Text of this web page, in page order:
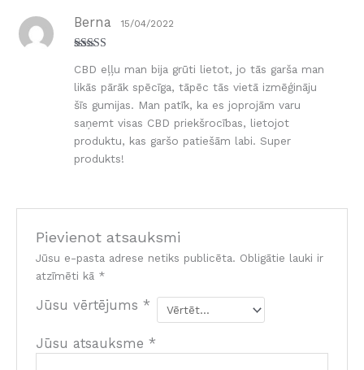
5no 5
Berna 15/04/2022
CBD eļļu man bija grūti lietot, jo tās garša man
likās pārāk spēcīga, tāpēc tās vietā izmēģināju
šīs gumijas. Man patīk, ka es joprojām varu
saņemt visas CBD priekšrocības, lietojot
produktu, kas garšo patiešām labi. Super
produkts!
Pievienot atsauksmi
Jūsu e-pasta adrese netiks publicēta. Obligātie lauki ir
atzīmēti kā *
Jūsu vērtējums *
Jūsu atsauksme *